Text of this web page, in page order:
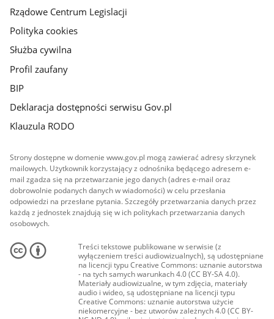
Rządowe Centrum Legislacji
Polityka cookies
Służba cywilna
Profil zaufany
BIP
Deklaracja dostępności serwisu Gov.pl
Klauzula RODO
Strony dostępne w domenie www.gov.pl mogą zawierać adresy skrzynek
mailowych. Użytkownik korzystający z odnośnika będącego adresem e-
mail zgadza się na przetwarzanie jego danych (adres e-mail oraz
dobrowolnie podanych danych w wiadomości) w celu przesłania
odpowiedzi na przesłane pytania. Szczegóły przetwarzania danych przez
każdą z jednostek znajdują się w ich politykach przetwarzania danych
osobowych.
Treści tekstowe publikowane w serwisie (z
wyłączeniem treści audiowizualnych), są udostępniane
na licencji typu Creative Commons: uznanie autorstwa
- na tych samych warunkach 4.0 (CC BY-SA 4.0).
Materiały audiowizualne, w tym zdjęcia, materiały
audio i wideo, są udostępniane na licencji typu
Creative Commons: uznanie autorstwa użycie
niekomercyjne - bez utworów zależnych 4.0 (CC BY-